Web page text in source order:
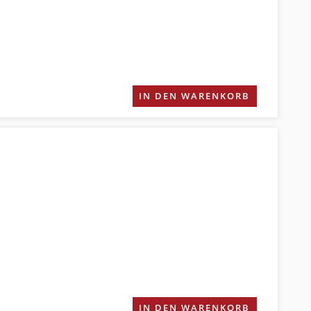
IN DEN WARENKORB
IN DEN WARENKORB